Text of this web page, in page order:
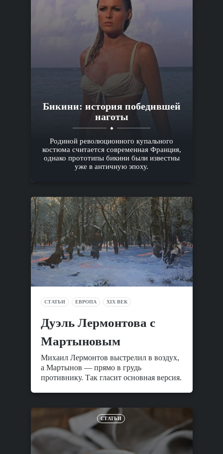
Бикини: история победившей
наготы
Родиной революционного купального
костюма считается современная Франция,
однако прототипы бикини были известны
уже в античную эпоху.
СТАТЬИ ЕВРОПА XIX ВЕК
Дуэль Лермонтова с
Мартыновым
Михаил Лермонтов выстрелил в воздух,
а Мартынов — прямо в грудь
противнику. Так гласит основная версия.
СТАТЬИ